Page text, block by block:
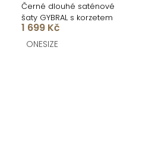
Černé dlouhé saténové
šaty GYBRAL s korzetem
1 699 Kč
ONESIZE